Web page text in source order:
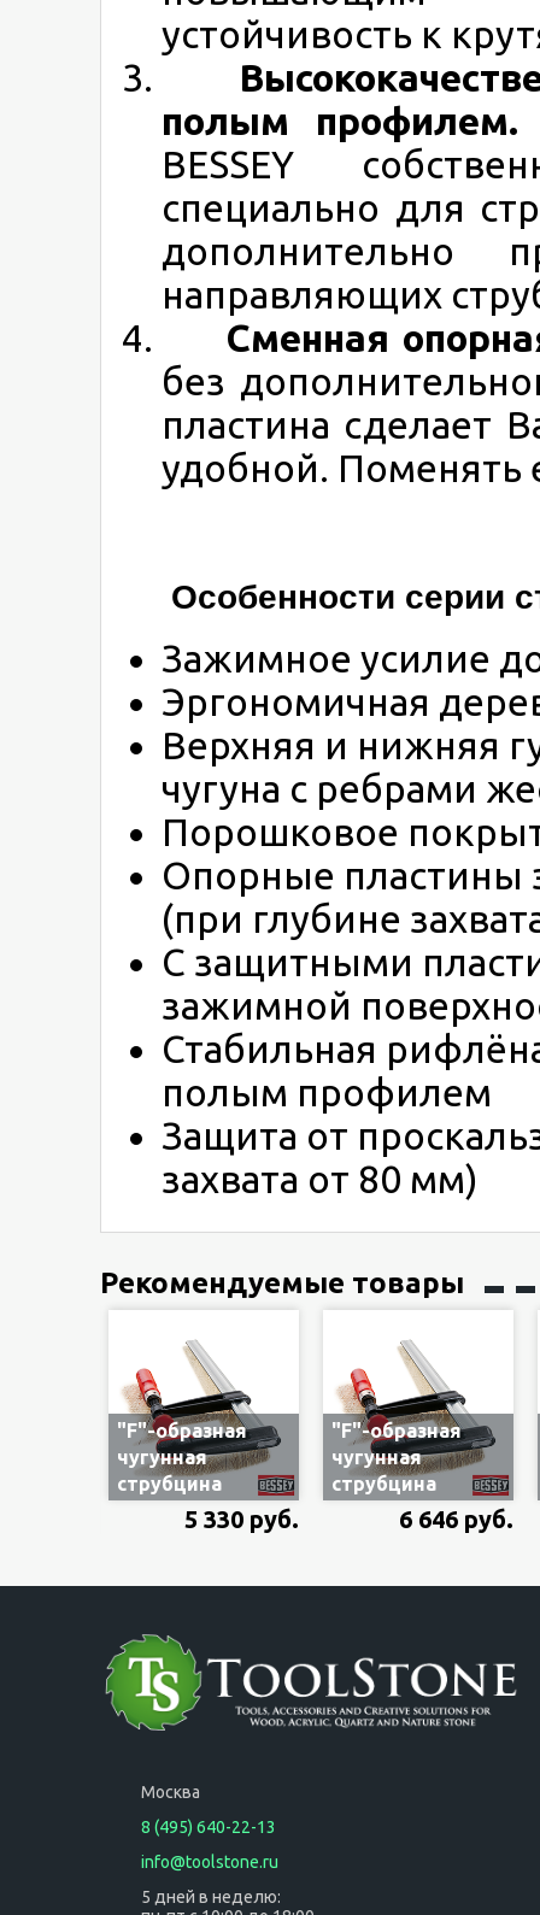
устойчивость к
полым
BESSEY
специально для
дополнительно
направляющих
Сменная
без
пластина сделает
удобной. Поменять
Особенности серии
Зажимное усилие
Эргономичная
Верхняя и нижняя
чугуна с ребрами
Порошковое
Опорные пластины
(при глубине
С защитными
зажимной
Стабильная
полым профилем
Защита от
захвата от 80 мм)
Рекомендуемые товары
"F"-образная
чугунная
струбцина
деревянной
5 330 руб.
"F"-образная
чугунная
струбцина
деревянной
6 646 руб.
Москва
8 (495) 640-22-13
info@toolstone.ru
5 дней в неделю: